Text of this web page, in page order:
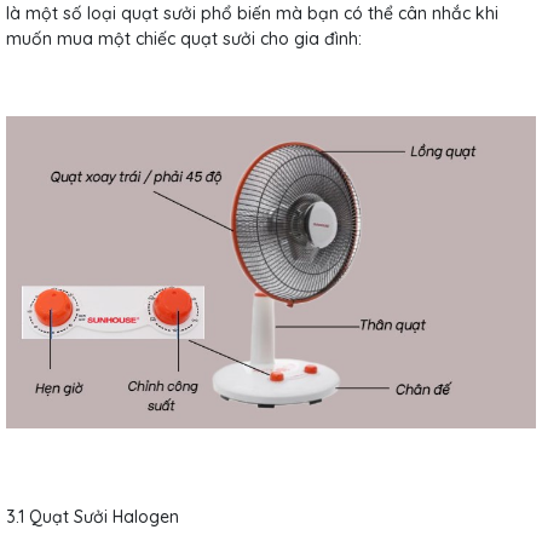
là một số loại quạt sưởi phổ biến mà bạn có thể cân nhắc khi
muốn mua một chiếc quạt sưởi cho gia đình:
3.1 Quạt Sưởi Halogen